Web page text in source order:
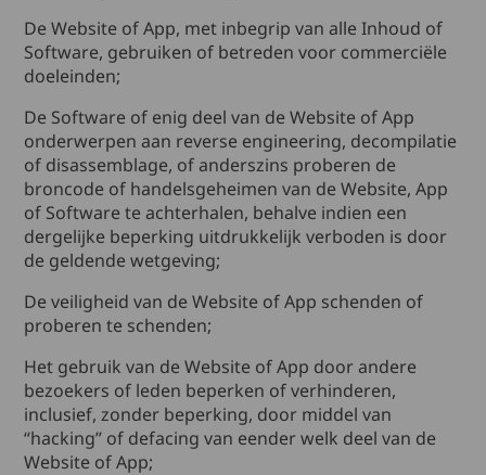
De Website of App, met inbegrip van alle Inhoud of
Software, gebruiken of betreden voor commerciële
doeleinden;
De Software of enig deel van de Website of App
onderwerpen aan reverse engineering, decompilatie
of disassemblage, of anderszins proberen de
broncode of handelsgeheimen van de Website, App
of Software te achterhalen, behalve indien een
dergelijke beperking uitdrukkelijk verboden is door
de geldende wetgeving;
De veiligheid van de Website of App schenden of
proberen te schenden;
Het gebruik van de Website of App door andere
bezoekers of leden beperken of verhinderen,
inclusief, zonder beperking, door middel van
“hacking” of defacing van eender welk deel van de
Website of App;